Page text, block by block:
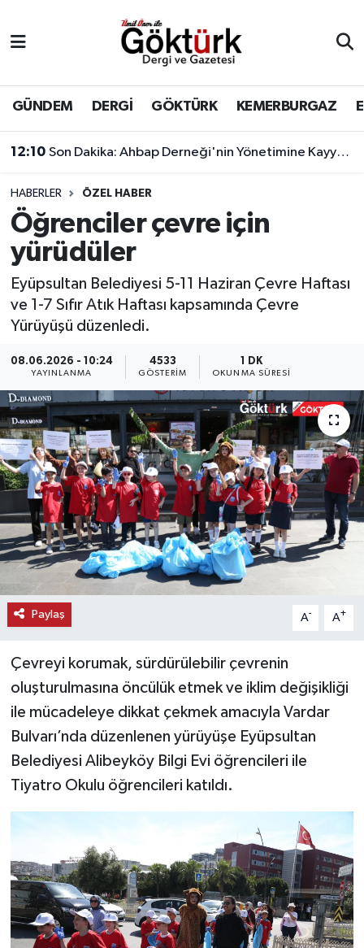
GÜNDEM DERGİ GÖKTÜRK KEMERBURGAZ
12:10 Son Dakika: Ahbap Derneği'nin Yönetimine Kayyum Atandı
HABERLER ÖZEL HABER
Öğrenciler çevre için
yürüdüler
Eyüpsultan Belediyesi 5-11 Haziran Çevre Haftası
ve 1-7 Sıfır Atık Haftası kapsamında Çevre
Yürüyüşü düzenledi.
08.06.2026 - 10:24
YAYINLANMA
4533
GÖSTERIM
1 DK
OKUNMA SÜRESI
Paylaş A- A+
Çevreyi korumak, sürdürülebilir çevrenin
oluşturulmasına öncülük etmek ve iklim değişikliği
ile mücadeleye dikkat çekmek amacıyla Vardar
Bulvarı’nda düzenlenen yürüyüşe Eyüpsultan
Belediyesi Alibeyköy Bilgi Evi öğrencileri ile
Tiyatro Okulu öğrencileri katıldı.
BİLİM
DERGİ
DÜNYA
EĞİTİM
GÖKTÜRK
KEMERBURGAZ
KÜLTÜR - SANAT
MAGAZİN
ÖZEL HABER
SAĞLIK
SPOR
TİCARET
Eyüpsultan Hava Durumu
Eyüpsultan Trafik Yoğunluk Haritası
Süper Lig Puan Durumu ve Fikstür
Tüm Manşetler
Son Dakika Haberleri